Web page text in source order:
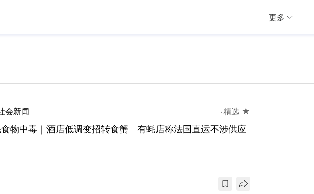
更多
会新闻 精选 ★
物中毒｜酒店低调变招转食蟹 有蚝店称法国直运不涉供应